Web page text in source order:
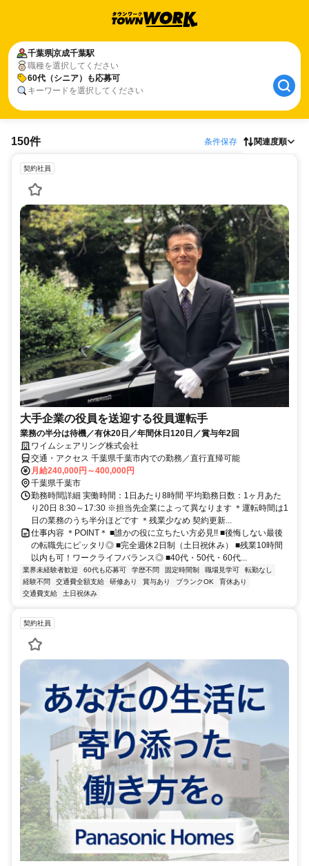
千葉県京成千葉駅
職種を選択してください
60代（シニア）も応募可
キーワードを選択してください
150件 条件保存 関連度順
契約社員
大手企業の役員を送迎する役員運転手
業務の半分は待機／有休20日／年間休日120日／賞与年2回
ワイムシェアリング株式会社
交通・アクセス 千葉県千葉市内での勤務／直行直帰可能
月給240,000円～400,000円
千葉県千葉市
勤務時間詳細 実働時間：1日あたり8時間 平均勤務日数：1ヶ月あた
り20日 8:30～17:30 ※担当先企業によって異なります ＊運転時間は1
日の業務のうち半分ほどです ＊残業少なめ 契約更新...
仕事内容 ＊POINT＊ ■誰かの役に立ちたい方必見!! ■後悔しない最後
の転職先にピッタリ◎ ■完全週休2日制（土日祝休み） ■残業10時間
以内も可！ワークライフバランス◎ ■40代・50代・60代...
業界未経験者歓迎 60代も応募可 学歴不問 固定時間制 職場見学可
転勤なし
経験不問
交通費全額支給 研修あり 賞与あり ブランクOK
育休あり
交通費支給
土日祝休み
契約社員